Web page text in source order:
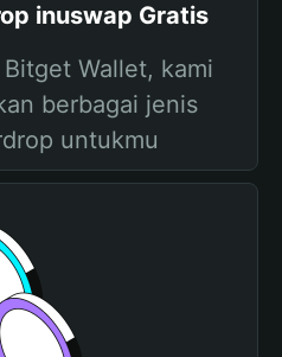
inuswap Gratis
Wallet, kami
berbagai jenis
untukmu